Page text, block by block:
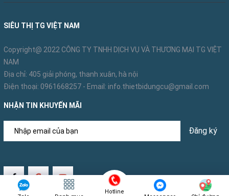
SIÊU THỊ TG VIỆT NAM
Copyright@ 2022 CÔNG TY TNHH DỊCH VỤ VÀ THƯƠNG MẠI TG VIỆT
NAM
Địa chỉ: 405 giải phóng, thanh xuân, hà nội
Điện thoại: 0961668257 - Email: info.thietbidungcu@gmail.com
NHẬN TIN KHUYẾN MÃI
Đăng ký
Hotline